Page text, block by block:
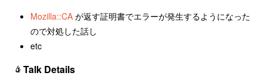
Mozilla::CA が返す証明書でエラーが発生するようになった
ので対処した話し
etc
Talk Details